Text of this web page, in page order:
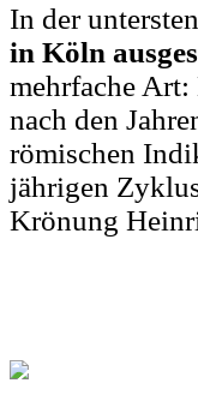
In der
in Köln
mehrfache
nach den
römischen
jährigen
Krönung